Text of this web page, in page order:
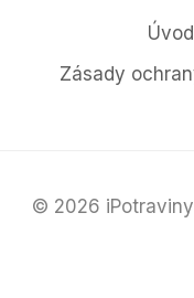
Úvod
Zásady
© 2026